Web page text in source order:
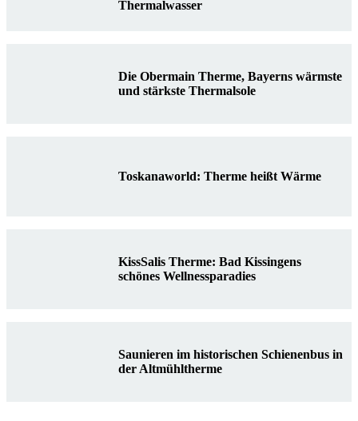
Thermalwasser
Die Obermain Therme, Bayerns wärmste
und stärkste Thermalsole
Toskanaworld: Therme heißt Wärme
KissSalis Therme: Bad Kissingens
schönes Wellnessparadies
Saunieren im historischen Schienenbus in
der Altmühltherme